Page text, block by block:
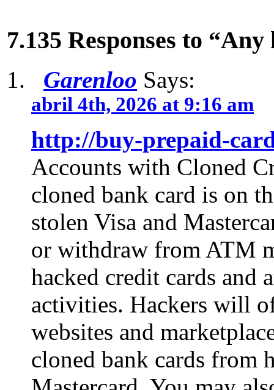
7.135 Responses to
Garenloo Says:
abril 4th, 2026 at 9:16 am
http://buy-prepaid-
Accounts with Cloned
cloned bank card is on
stolen Visa and
or withdraw from ATM
hacked credit cards and
activities. Hackers will
websites and
cloned bank cards from